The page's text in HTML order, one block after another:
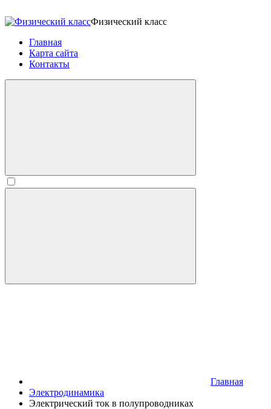
Физический класс
Главная
Карта сайта
Контакты
Главная
Электродинамика
Электрический ток в полупроводниках